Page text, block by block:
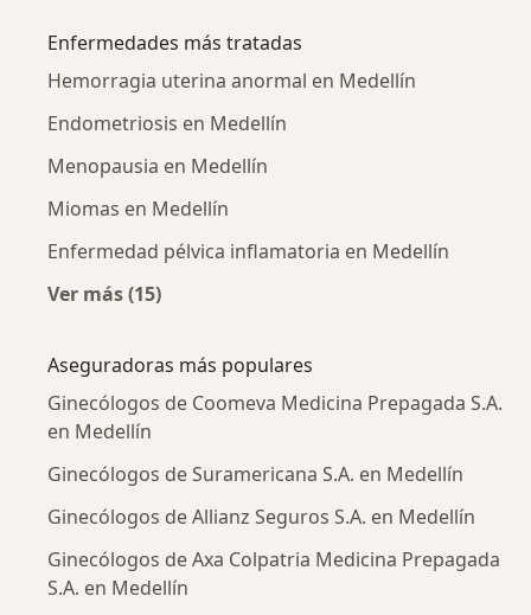
Enfermedades más tratadas
Hemorragia uterina anormal en Medellín
Endometriosis en Medellín
Menopausia en Medellín
Miomas en Medellín
Enfermedad pélvica inflamatoria en Medellín
Ver más (15)
Aseguradoras más populares
Ginecólogos de Coomeva Medicina Prepagada S.A.
en Medellín
Ginecólogos de Suramericana S.A. en Medellín
Ginecólogos de Allianz Seguros S.A. en Medellín
Ginecólogos de Axa Colpatria Medicina Prepagada
S.A. en Medellín